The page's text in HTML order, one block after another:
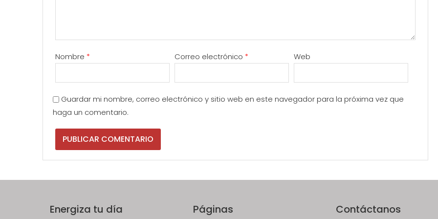
Nombre * Correo electrónico * Web
Guardar mi nombre, correo electrónico y sitio web en este navegador para la próxima vez que
haga un comentario.
Energiza tu día Páginas Contáctanos